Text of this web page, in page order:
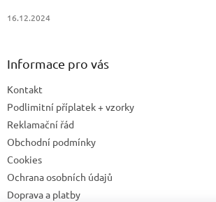
16.12.2024
Informace pro vás
Kontakt
Podlimitní příplatek + vzorky
Reklamační řád
Obchodní podmínky
Cookies
Ochrana osobních údajů
Doprava a platby